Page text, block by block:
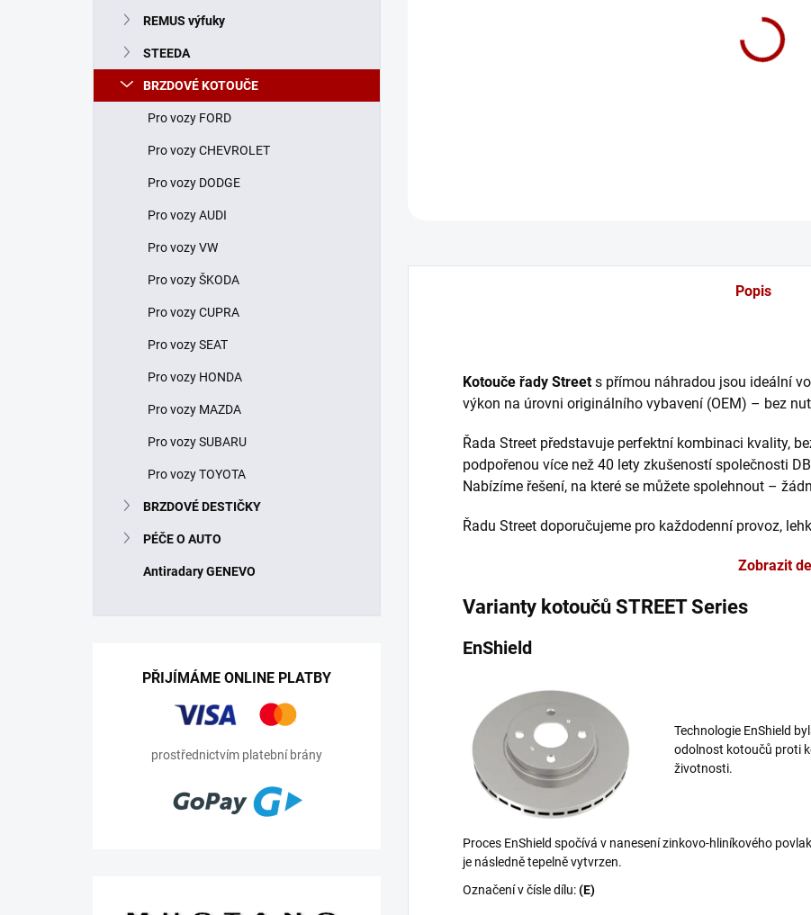
a
e
REMUS výfuky
STEEDA
BRZDOVÉ KOTOUČE
Pro vozy FORD
Pro vozy CHEVROLET
Pro vozy DODGE
Pro vozy AUDI
Pro vozy VW
Pro vozy ŠKODA
Pro vozy CUPRA
Pro vozy SEAT
Pro vozy HONDA
Pro vozy MAZDA
Pro vozy SUBARU
Pro vozy TOYOTA
BRZDOVÉ DESTIČKY
PÉČE O AUTO
Antiradary GENEVO
PŘIJÍMÁME ONLINE PLATBY
prostřednictvím platební brány
Popis
Kotouče řady Streets přímou náhradou jsou ideální
výkon na úrovni originálního vybavení (OEM) – bez
Řada Street představuje perfektní kombinaci kvality,
podpořenou více než 40 lety zkušeností společnosti
Nabízíme řešení, na které se můžete spolehnout –
Řadu Street doporučujeme pro každodenní provoz,
Zobrazit
Varianty kotoučů STREET Series
EnShield
Technologie EnShield
odolnost kotoučů proti
životnosti.
Proces EnShield spočívá v nanesení zinkovo-hliníkového
je následně tepelně vytvrzen.
Označení v čísle dílu:(E)